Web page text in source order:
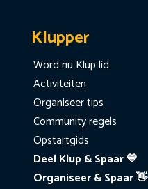
Klupper
Word nu Klup lid
Activiteiten
Organiseer tips
Community regels
Opstartgids
Deel Klup & Spaar 💙
Organiseer & Spaar 👋